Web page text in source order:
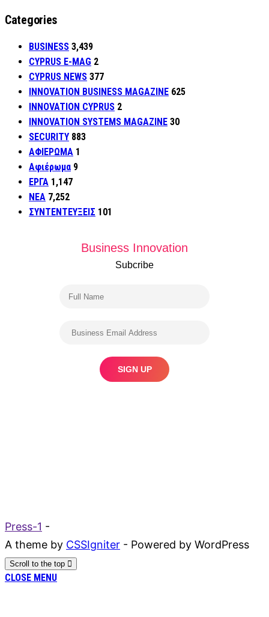
Categories
BUSINESS 3,439
CYPRUS E-MAG 2
CYPRUS NEWS 377
INNOVATION BUSINESS MAGAZINE 625
INNOVATION CYPRUS 2
INNOVATION SYSTEMS MAGAZINE 30
SECURITY 883
ΑΦΙΕΡΩΜΑ 1
Αφιέρωμα 9
ΕΡΓΑ 1,147
ΝΕΑ 7,252
ΣΥΝΤΕΝΤΕΥΞΕΙΣ 101
Business Innovation
Subcribe
Press-1 -
A theme by CSSIgniter - Powered by WordPress
Scroll to the top
CLOSE MENU